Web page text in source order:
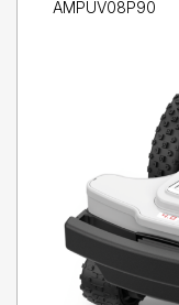
AMPUV08P90